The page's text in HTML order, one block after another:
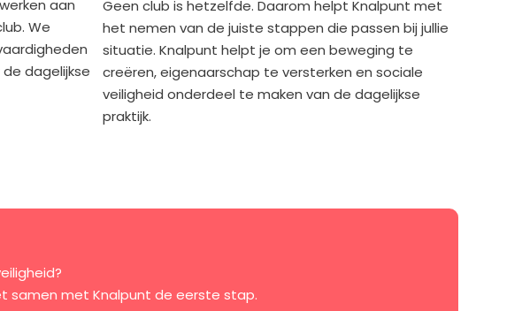
aan
We
dagelijkse
Geen club is hetzelfde. Daarom helpt Knalpunt met
het nemen van de juiste stappen die passen bij jullie
situatie. Knalpunt helpt je om een beweging te
creëren, eigenaarschap te versterken en sociale
veiligheid onderdeel te maken van de dagelijkse
praktijk.
samen met Knalpunt de eerste stap.